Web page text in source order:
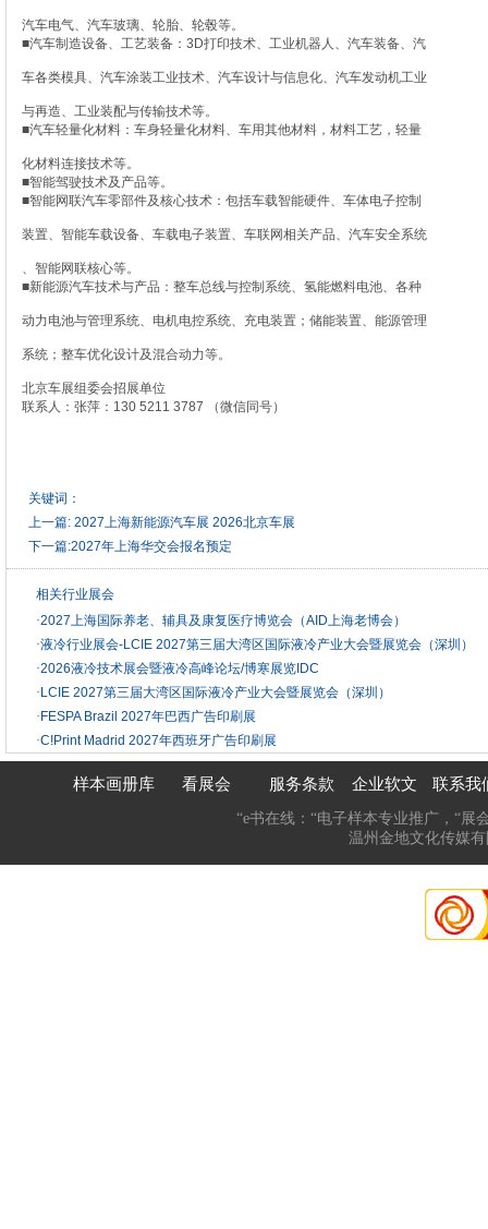
汽车电气、汽车玻璃、轮胎、轮毂等。
■汽车制造设备、工艺装备：3D打印技术、工业机器人、汽车装备、汽
车各类模具、汽车涂装工业技术、汽车设计与信息化、汽车发动机工业
与再造、工业装配与传输技术等。
■汽车轻量化材料：车身轻量化材料、车用其他材料，材料工艺，轻量
化材料连接技术等。
■智能驾驶技术及产品等。
■智能网联汽车零部件及核心技术：包括车载智能硬件、车体电子控制
装置、智能车载设备、车载电子装置、车联网相关产品、汽车安全系统
、智能网联核心等。
■新能源汽车技术与产品：整车总线与控制系统、氢能燃料电池、各种
动力电池与管理系统、电机电控系统、充电装置；储能装置、能源管理
系统；整车优化设计及混合动力等。
北京车展组委会招展单位
联系人：张萍：130 5211 3787 （微信同号）
关键词：
上一篇: 2027上海新能源汽车展 2026北京车展
下一篇:2027年上海华交会报名预定
相关行业展会
·2027上海国际养老、辅具及康复医疗博览会（AID上海老博会）
·液冷行业展会-LCIE 2027第三届大湾区国际液冷产业大会暨展览会（深圳）
·2026液冷技术展会暨液冷高峰论坛/博寒展览IDC
· LCIE 2027第三届大湾区国际液冷产业大会暨展览会（深圳）
· FESPA Brazil 2027年巴西广告印刷展
·C!Print Madrid 2027年西班牙广告印刷展
样本画册库 看展会 服务条款 企业软文 联系我
“e书在线：“电子样本专业推广，“展
温州金地文化传媒